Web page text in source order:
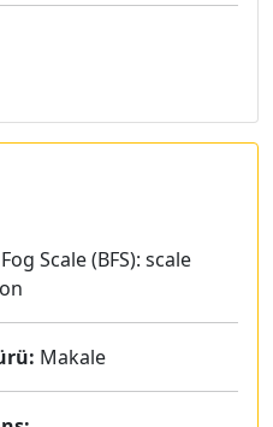
Scale (BFS): scale
Makale